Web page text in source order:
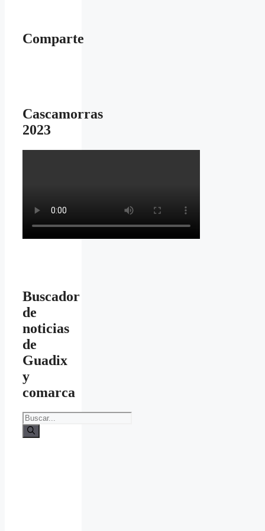
Comparte
Cascamorras
2023
Buscador
de
noticias
de
Guadix
y
comarca
Buscar: